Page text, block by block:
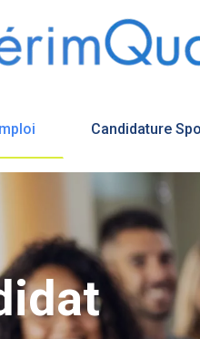
Candidature